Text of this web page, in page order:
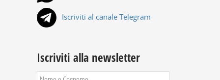
Iscriviti al canale Telegram
Iscriviti alla newsletter